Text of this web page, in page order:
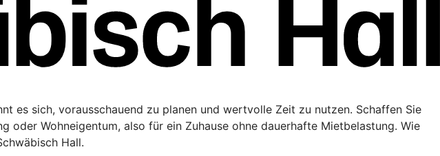
es sich, vorausschauend zu planen und wertvolle Zeit zu nutzen. Schaffen Sie
oder Wohneigentum, also für ein Zuhause ohne dauerhafte Mietbelastung. Wie
Hall.